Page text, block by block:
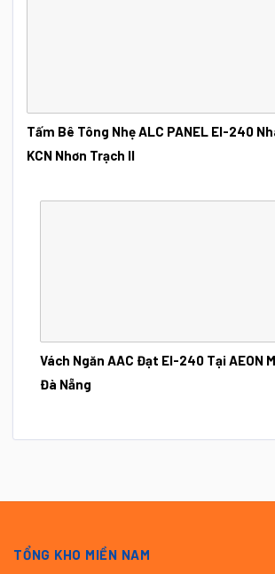
Tấm Bê Tông Nhẹ ALC PANEL EI-240
KCN Nhơn Trạch II
Vách Ngăn AAC Đạt EI-240 Tại AEON
Đà Nẵng
TỔNG KHO MIỀN NAM